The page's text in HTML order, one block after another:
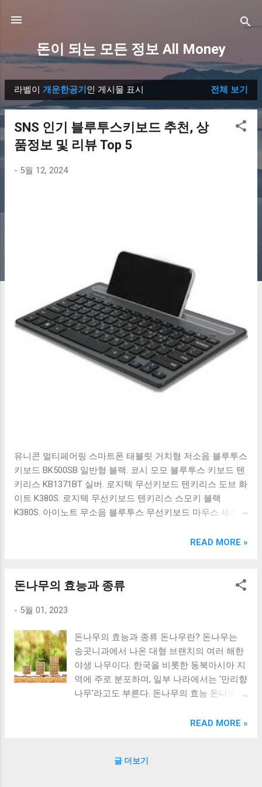
돈이 되는 모든 정보 All Money
글
라벨이 개운한공기인 게시물 표시 전체 보기
SNS 인기 블루투스키보드 추천, 상
품정보 및 리뷰 Top 5
- 5월 12, 2024
유니콘 멀티페어링 스마트폰 태블릿 거치형 저소음 블루투스
키보드 BK500SB 일반형 블랙. 코시 모모 블루투스 키보드 텐
키리스 KB1371BT 실버. 로지텍 무선키보드 텐키리스 도브 화
이트 K380S. 로지텍 무선키보드 텐키리스 스모키 블랙
K380S. 아이노트 무소음 블루투스 무선키보드 마우스 세트
OABTKBDA 퓨어 화이트. 코시 베이직 블루투스 키보드
랙. 큐센 멤브레인 무선 키보드 블랙 K1000 일반형 블루투스
다양한 할인 혜택과 빠른배송 혜택을 놓치지 않도록 먼저 확
도 많고, 가격도 다양해서 결정이 많이 어려우시죠? 특히 블
루투스키보드 같은 상품을 고를 때는 더 고민이 많을 수 밖에
없습니다. 다양한 상품들을 상세스펙 과 가격 을 꼼꼼히 비교
해서 구매하실 수 있도록 순위 추천 해드릴게요. 특가상품 보
러가기 추천상품 Best 유니콘 멀티페어링 스마트폰 태블릿
READ MORE »
돈나무의 효능과 종류
- 5월 01, 2023
돈나무의 효능과 종류 돈나무란? 돈나무는
송곳니과에서 나온 대형 브랜치의 여러 해한
야생 나무이다. 한국을 비롯한 동북아시아 지
역에 주로 분포하며, 일부 나라에서는 ‘만리향
나무’라고도 부른다. 돈나무의 효능 돈나무는
통, 생리통 등에 효과적이다. 또한, 항균효과
년약 금전수 잎꽂이 천리향 제라늄 돈나무 돈
READ MORE »
글 더보기